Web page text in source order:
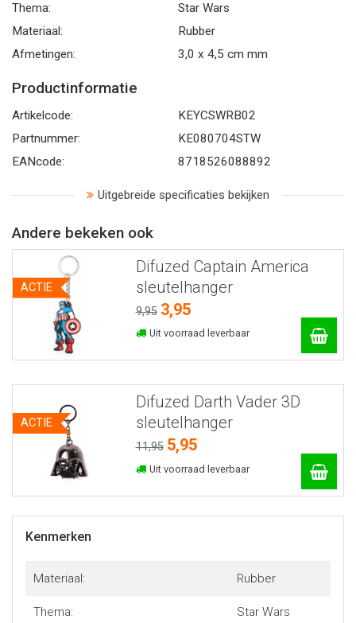
Thema:
Star Wars
Materiaal:
Rubber
Afmetingen:
3,0 x 4,5 cm mm
Productinformatie
Artikelcode:
KEYCSWRB02
Partnummer:
KE080704STW
EANcode:
8718526088892
Uitgebreide specificaties bekijken
Andere bekeken ook
Difuzed Captain America
sleutelhanger
9,95 3,95
Uit voorraad leverbaar
ACTIE
Difuzed Darth Vader 3D
sleutelhanger
11,95 5,95
Uit voorraad leverbaar
ACTIE
Kenmerken
Materiaal: Rubber
Thema: Star Wars